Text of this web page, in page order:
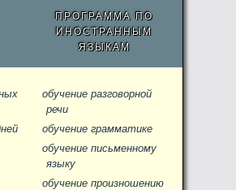
ПРОГРАММА ПО
ИНОСТРАННЫМ
ЯЗЫКАМ
обучение разговорной
речи
обучение грамматике
обучение письменному
языку
обучение произношению